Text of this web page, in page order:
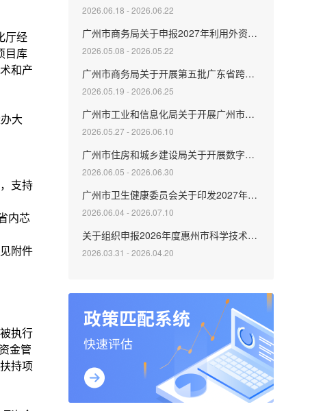
2026.06.18 - 2026.06.22
广州市商务局关于申报2027年利用外资奖励的通知
2026.05.08 - 2026.05.22
广州市商务局关于开展第五批广东省跨国公司地区总部申报认定工作的通知
2026.05.19 - 2026.06.25
广州市工业和信息化局关于开展广州市中小企业数字化转型城市试点第五批数字化牵引单位补充遴选申报工作的通知
2026.05.27 - 2026.06.10
广州市住房和城乡建设局关于开展数字勘察技术试点项目申报工作的通知
2026.06.05 - 2026.06.30
广州市卫生健康委员会关于印发2027年度广州市卫生健康科技一般引导项目和两新项目申报指南的通知
2026.06.04 - 2026.07.10
关于组织申报2026年度惠州市科学技术普及项目的通知
2026.03.31 - 2026.04.20